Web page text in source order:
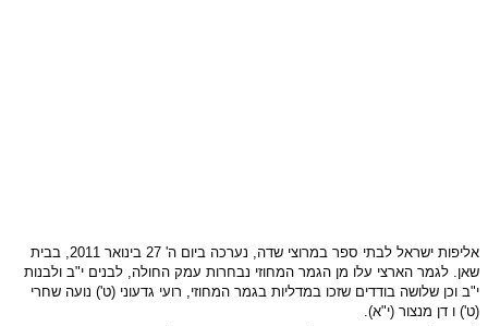
אליפות ישראל לבתי ספר במרוצי שדה, נערכה ביום ה' 27 בינואר 2011, בבית
שאן. לגמר הארצי עלו מן הגמר המחוזי נבחרות עמק החולה, לבנים י"ב ולבנות
י"ב וכן שלושה בודדים שזכו במדליות בגמר המחוזי, רועי גדעוני (ט') נועה שחרי
(ט') ו דן מנצור (י"א).